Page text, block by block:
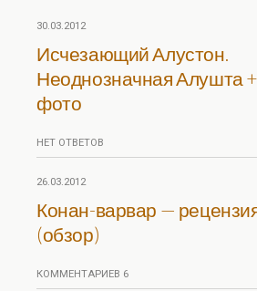
30.03.2012
Исчезающий Алустон.
Неоднозначная Алушта +
фото
НЕТ ОТВЕТОВ
26.03.2012
Конан-варвар —
(обзор)
КОММЕНТАРИЕВ 6